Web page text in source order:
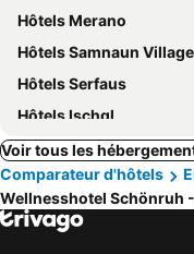
Hôtels Merano
Hôtels Samnaun Village
Hôtels Serfaus
Hôtels Ischgl
Voir tous les
Comparateur d'hôtels
Wellnesshotel Schönruh